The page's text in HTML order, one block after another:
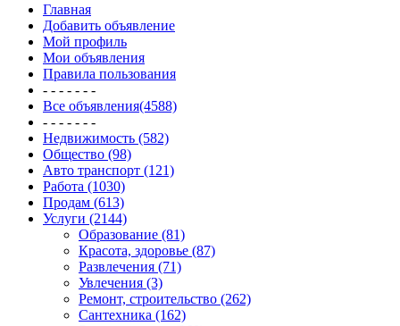
Главная
Добавить объявление
Мой профиль
Мои объявления
Правила пользования
- - - - - - -
Все объявления(4588)
- - - - - - -
Недвижимость (582)
Общество (98)
Авто транспорт (121)
Работа (1030)
Продам (613)
Услуги (2144)
Образование (81)
Красота, здоровье (87)
Развлечения (71)
Увлечения (3)
Ремонт, строительство (262)
Сантехника (162)